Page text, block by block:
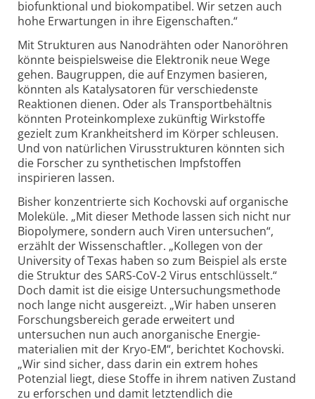
biofunktional und biokompatibel. Wir setzen auch
hohe Erwartungen in ihre Eigenschaften.“
Mit Strukturen aus Nanodrähten oder Nanoröhren
könnte beispielsweise die Elektronik neue Wege
gehen. Baugruppen, die auf Enzymen basieren,
könnten als Katalysatoren für verschiedenste
Reaktionen dienen. Oder als Transportbehältnis
könnten Protein­komplexe zukünftig Wirkstoffe
gezielt zum Krankheitsherd im Körper schleusen.
Und von natürlichen Virus­strukturen könnten sich
die Forscher zu synthetischen Impfstoffen
inspirieren lassen.
Bisher konzentrierte sich Kochovski auf organische
Moleküle. „Mit dieser Methode lassen sich nicht nur
Biopolymere, sondern auch Viren untersuchen“,
erzählt der Wissenschaftler. „Kollegen von der
University of Texas haben so zum Beispiel als erste
die Struktur des SARS-CoV-2 Virus entschlüsselt.“
Doch damit ist die eisige Untersuchungs­methode
noch lange nicht ausgereizt. „Wir haben unseren
Forschungsbereich gerade erweitert und
untersuchen nun auch anorganische Energie­
materialien mit der Kryo-EM“, berichtet Kochovski.
„Wir sind sicher, dass darin ein extrem hohes
Potenzial liegt, diese Stoffe in ihrem nativen Zustand
zu erforschen und damit letztendlich die